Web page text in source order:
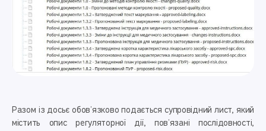
Разом із досьє обов’язково подається супровідний лист, який
містить опис регуляторної дії, пов’язані послідовності,